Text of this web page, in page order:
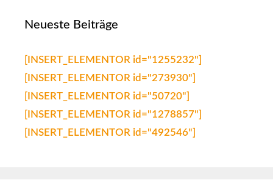
Neueste Beiträge
[INSERT_ELEMENTOR id="1255232"]
[INSERT_ELEMENTOR id="273930"]
[INSERT_ELEMENTOR id="50720"]
[INSERT_ELEMENTOR id="1278857"]
[INSERT_ELEMENTOR id="492546"]